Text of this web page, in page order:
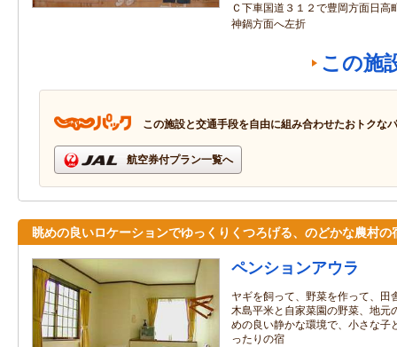
Ｃ下車国道３１２で豊岡方面日高
神鍋方面へ左折
この施
この施設と交通手段を自由に組み合わせたおトクな
航空券付プラン一覧へ
眺めの良いロケーションでゆっくりくつろげる、のどかな農村の
ペンションアウラ
ヤギを飼って、野菜を作って、田
木島平米と自家菜園の野菜、地元
めの良い静かな環境で、小さな子
ったりの宿